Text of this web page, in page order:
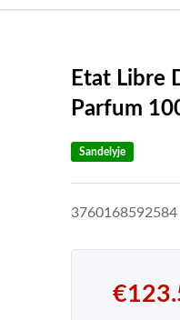
Etat Libre
Parfum
Sandelyje
3760168592584
€